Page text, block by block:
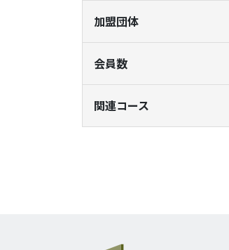
加盟団体
会員数
関連コース